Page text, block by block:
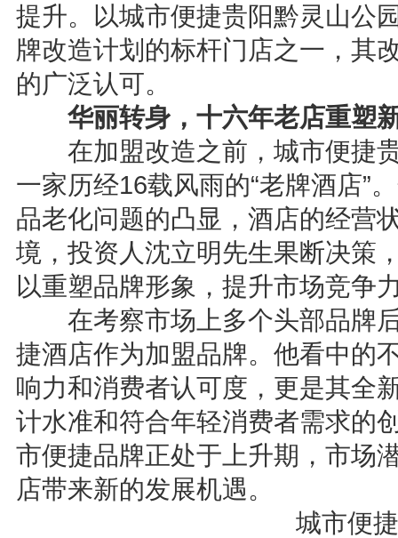
提升。以城市便捷贵阳黔灵山公
牌改造计划的标杆门店之一，其
的广泛认可。
华丽转身， 十六年老店重塑
在加盟改造之前，城市便捷贵
一家历经16载风雨的“老牌酒店”
品老化问题的凸显，酒店的经营
境，投资人沈立明先生果断决策
以重塑品牌形象，提升市场竞争
在考察市场上多个头部品牌后
捷酒店作为加盟品牌。他看中的
响力和消费者认可度，更是其全
计水准和符合年轻消费者需求的
市便捷品牌正处于上升期，市场
店带来新的发展机遇。
城市便